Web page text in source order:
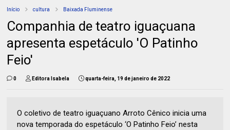
Início cultura Baixada Fluminense
Companhia de teatro iguaçuana
apresenta espetáculo 'O Patinho
Feio'
0 Editora Isabela quarta-feira, 19 de janeiro de 2022
O coletivo de teatro iguaçuano Arroto Cênico inicia uma
nova temporada do espetáculo ‘O Patinho Feio’ nesta